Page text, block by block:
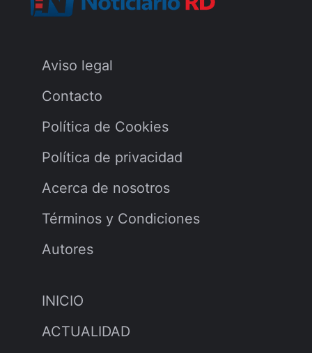
Aviso legal
Contacto
Política de Cookies
Política de privacidad
Acerca de nosotros
Términos y Condiciones
Autores
INICIO
ACTUALIDAD